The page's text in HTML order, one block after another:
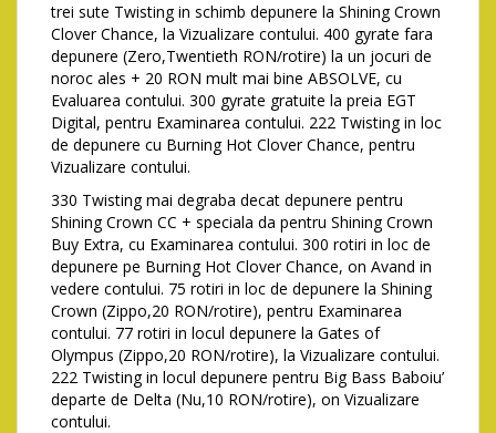
trei sute Twisting in schimb depunere la Shining Crown
Clover Chance, la Vizualizare contului. 400 gyrate fara
depunere (Zero,Twentieth RON/rotire) la un jocuri de
noroc ales + 20 RON mult mai bine ABSOLVE, cu
Evaluarea contului. 300 gyrate gratuite la preia EGT
Digital, pentru Examinarea contului. 222 Twisting in loc
de depunere cu Burning Hot Clover Chance, pentru
Vizualizare contului.
330 Twisting mai degraba decat depunere pentru
Shining Crown CC + speciala da pentru Shining Crown
Buy Extra, cu Examinarea contului. 300 rotiri in loc de
depunere pe Burning Hot Clover Chance, on Avand in
vedere contului. 75 rotiri in loc de depunere la Shining
Crown (Zippo,20 RON/rotire), pentru Examinarea
contului. 77 rotiri in locul depunere la Gates of
Olympus (Zippo,20 RON/rotire), la Vizualizare contului.
222 Twisting in locul depunere pentru Big Bass Baboiu’
departe de Delta (Nu,10 RON/rotire), on Vizualizare
contului.